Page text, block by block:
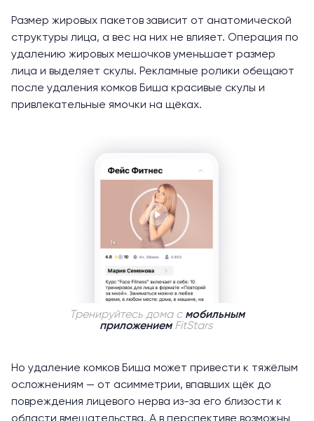
Размер жировых пакетов зависит от анатомической
структуры лица, а вес на них не влияет. Операция по
удалению жировых мешочков уменьшает размер
лица и выделяет скулы. Рекламные ролики обещают
после удаления комков Биша красивые скулы и
привлекательные ямочки на щёках.
Тренируйтесь дома с мобильным
приложениемFitStars
Но удаление комков Биша может привести к тяжёлым
осложнениям — от асимметрии, впавших щёк до
повреждения лицевого нерва из-за его близости к